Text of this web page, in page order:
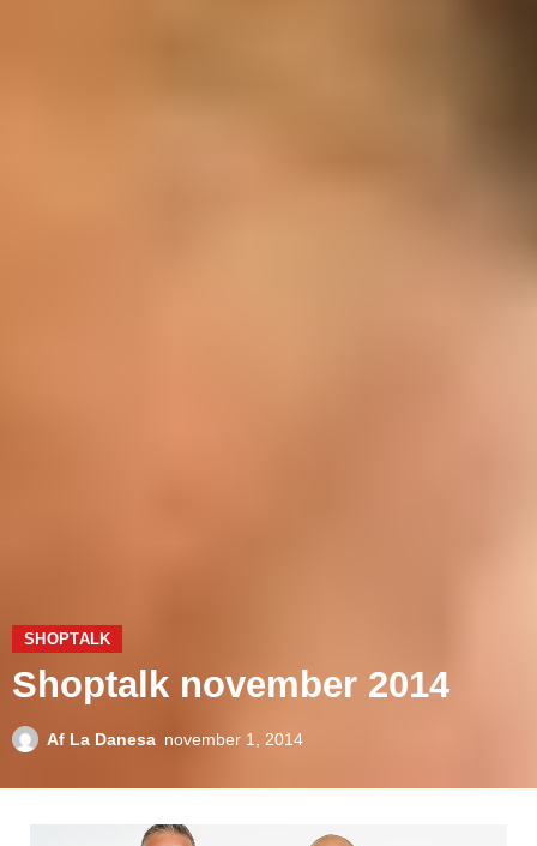
SHOPTALK
Shoptalk november 2014
Af La Danesa november 1, 2014